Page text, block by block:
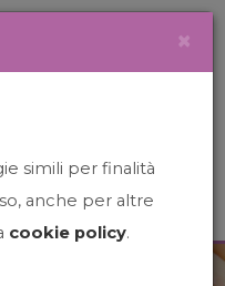
×
simili per finalità
anche per altre
cookie policy.